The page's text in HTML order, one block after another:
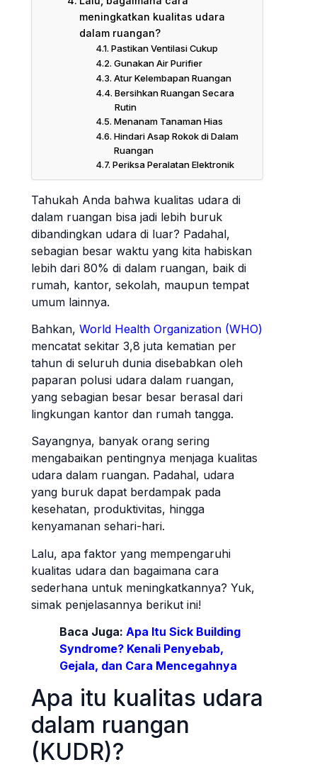
meningkatkan kualitas udara
dalam ruangan?
Pastikan Ventilasi Cukup
Gunakan Air Purifier
Atur Kelembapan Ruangan
Bersihkan Ruangan Secara
Rutin
Menanam Tanaman Hias
Hindari Asap Rokok di Dalam
Ruangan
Periksa Peralatan Elektronik
Tahukah Anda bahwa kualitas udara di
dalam ruangan bisa jadi lebih buruk
dibandingkan udara di luar? Padahal,
sebagian besar waktu yang kita habiskan
lebih dari 80% di dalam ruangan, baik di
rumah, kantor, sekolah, maupun tempat
umum lainnya.
Bahkan, World Health Organization (WHO)
mencatat sekitar 3,8 juta kematian per
tahun di seluruh dunia disebabkan oleh
paparan polusi udara dalam ruangan,
yang sebagian besar besar berasal dari
lingkungan kantor dan rumah tangga.
Sayangnya, banyak orang sering
mengabaikan pentingnya menjaga kualitas
udara dalam ruangan. Padahal, udara
yang buruk dapat berdampak pada
kesehatan, produktivitas, hingga
kenyamanan sehari-hari.
Lalu, apa faktor yang mempengaruhi
kualitas udara dan bagaimana cara
sederhana untuk meningkatkannya? Yuk,
simak penjelasannya berikut ini!
Baca Juga: Apa Itu Sick Building
Syndrome? Kenali Penyebab,
Gejala, dan Cara Mencegahnya
Apa itu kualitas udara
dalam ruangan
(KUDR)?